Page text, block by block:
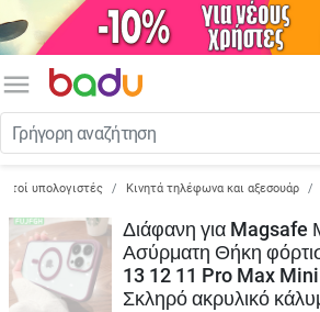
menu
υπολογιστές Κινητά τηλέφωνα και αξεσουάρ
Διάφανη για Magsafe
Ασύρματη Θήκη
13 12 11 Pro Max
Σκληρό ακρυλικό